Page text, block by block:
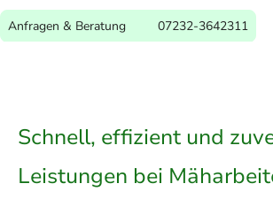
Anfragen & Beratung 07232-3642311
Schnell, effizient und
Leistungen bei